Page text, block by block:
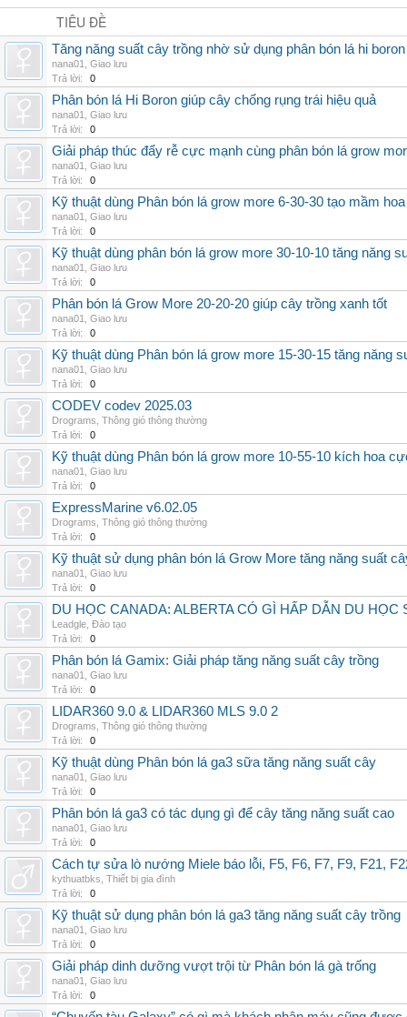
TIÊU ĐỀ
Tăng năng suất cây trồng nhờ sử dụng phân bón lá hi
nana01
Giao lưu
Trả lời:
0
Phân bón lá Hi Boron giúp cây chống rụng trái hiệu quả
nana01
Giao lưu
Trả lời:
0
Giải pháp thúc đẩy rễ cực mạnh cùng phân bón lá grow
nana01
Giao lưu
Trả lời:
0
Kỹ thuật dùng Phân bón lá grow more 6-30-30 tạo mầm hoa
nana01
Giao lưu
Trả lời:
0
Kỹ thuật dùng phân bón lá grow more 30-10-10 tăng năng
nana01
Giao lưu
Trả lời:
0
Phân bón lá Grow More 20-20-20 giúp cây trồng xanh tốt
nana01
Giao lưu
Trả lời:
0
Kỹ thuật dùng Phân bón lá grow more 15-30-15 tăng năng
nana01
Giao lưu
Trả lời:
0
CODEV codev 2025.03
Drograms Thông gió thông thường
Trả lời:
0
Kỹ thuật dùng Phân bón lá grow more 10-55-10 kích hoa
nana01
Giao lưu
Trả lời:
0
ExpressMarine v6.02.05
Drograms Thông gió thông thường
Trả lời:
0
Kỹ thuật sử dụng phân bón lá Grow More tăng năng suất
nana01
Giao lưu
Trả lời:
0
DU HỌC CANADA: ALBERTA CÓ GÌ HẤP DẪN DU HỌC
Leadgle Đào tạo
Trả lời:
0
Phân bón lá Gamix: Giải pháp tăng năng suất cây trồng
nana01
Giao lưu
Trả lời:
0
LIDAR360 9.0 & LIDAR360 MLS 9.0 2
Drograms Thông gió thông thường
Trả lời:
0
Kỹ thuật dùng Phân bón lá ga3 sữa tăng năng suất cây
nana01
Giao lưu
Trả lời:
0
Phân bón lá ga3 có tác dụng gì để cây tăng năng suất cao
nana01
Giao lưu
Trả lời:
0
Cách tự sửa lò nướng Miele báo lỗi, F5, F6, F7, F9, F21,
kythuatbks Thiết bị gia đình
Trả lời:
0
Kỹ thuật sử dụng phân bón lá ga3 tăng năng suất cây trồng
nana01
Giao lưu
Trả lời:
0
Giải pháp dinh dưỡng vượt trội từ Phân bón lá gà trống
nana01
Giao lưu
Trả lời:
0